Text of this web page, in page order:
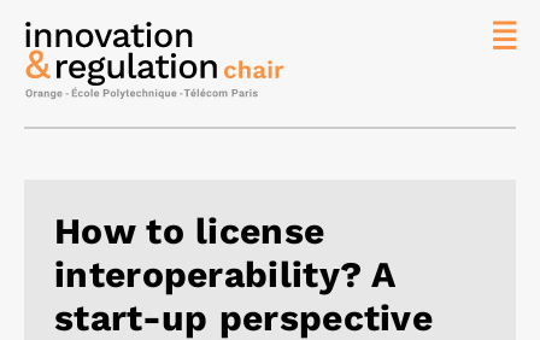
How to license
interoperability? A
start-up perspective